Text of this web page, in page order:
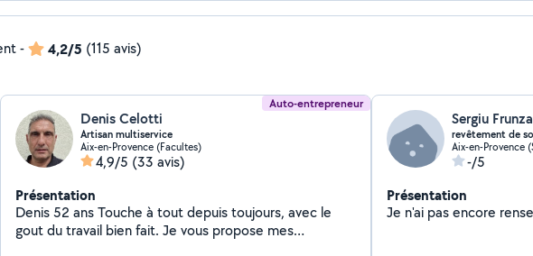
- 4,2/5 (115 avis)
Auto-entrepreneur
Denis Celotti
Artisan multiservice
Aix-en-Provence (Facultes)
4,9/5 (33 avis)
Présentation
Denis 52 ans Touche à tout depuis toujours, avec le
gout du travail bien fait. Je vous propose mes
Sergiu
revêtement de
Aix-en-Provence
-/5
Présentation